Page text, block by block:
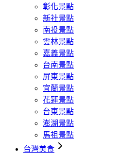
彰化景點
新社景點
南投景點
雲林景點
嘉義景點
台南景點
屏東景點
宜蘭景點
花蓮景點
台東景點
澎湖景點
馬祖景點
台灣美食